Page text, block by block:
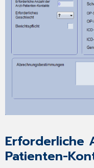
Erforderliche
Patienten-